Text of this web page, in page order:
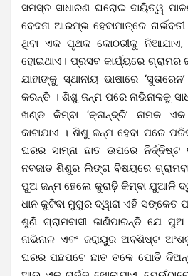
ସମସ୍ତ ସାଧାରଣ ଘରୋଇ ଦାୟିତ୍ୱ
ବେଦନା ଆରମ୍ଭ ହେବାମାତ୍ରେ
ଥିବା ଏକ ପୃଥକ କୋଠରୀକୁ ନିଆଯାଏ,
ହୋଇଥାଏ। ପ୍ରସବ କାର୍ଯ୍ୟରେ ଗ୍ରାମର
ଯାହାଙ୍କୁ ସ୍ଥାନୀୟ ଭାଷାରେ
କରନ୍ତି । ଶିଶୁ ଜନ୍ମ ପରେ ନାଭିନାଳକୁ
ଖଣ୍ଡ କିମ୍ବା ‘କ୍ନାନ୍ଦ୍ରି’ ନାମକ
କାଟାଯାଏ । ଶିଶୁ ଜନ୍ମ ହେବା ପରେ
ଘରର ସାମ୍ନା ଛାତ ଉପରେ
ନବଜାତ ଶିଶୁର ଲିଙ୍ଗ ବିଷୟରେ
ପୁଅ ଜନ୍ମ ହେଲେ କୁରାଢ଼ି କିମ୍ବା ଯୁଆଳି
ଧାନ କୁଟିବା ମୁଗୁର ଦ୍ୱାରା ଏହି ସଙ୍କେତ
ଶୁଣି ଗ୍ରାମବାସୀ ଜାଣିପାରନ୍ତି ଯେ
ନାଭିନାଳ ଏବଂ ଜରାୟୁର ଅବଶିଷ୍ଟ
ଘରର ପଛପଟେ ଛାତ ତଳେ ପୋତି